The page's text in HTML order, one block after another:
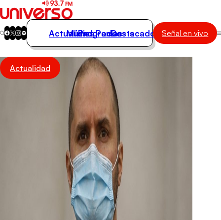
Actualidad
Música
Actualidad
Música
Programas
Podcasts
Destacados Señal en vivo
Actualidad